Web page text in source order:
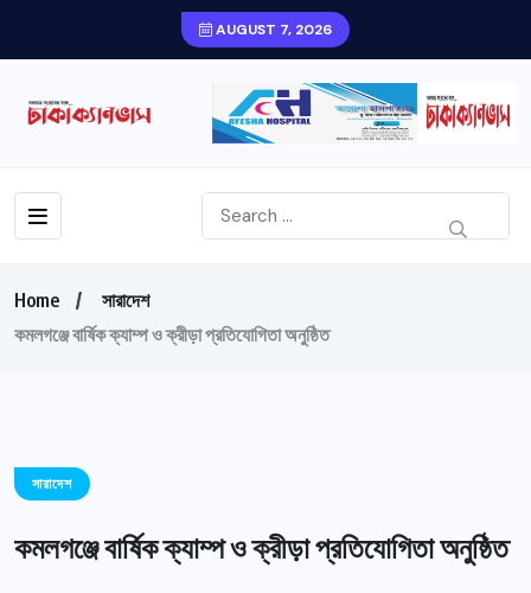
AUGUST 7, 2026
Home
সারাদেশ
কমলগঞ্জে বার্ষিক ক্যাম্প ও ক্রীড়া প্রতিযোগিতা অনুষ্ঠিত
সারাদেশ
কমলগঞ্জে বার্ষিক ক্যাম্প ও ক্রীড়া প্রতিযোগিতা অনুষ্ঠিত